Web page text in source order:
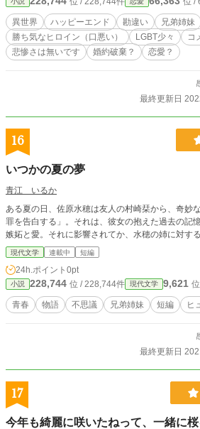
異世界 ハッピーエンド 勘違い
兄弟姉妹
勝ち気なヒロイン（口悪い）
LGBT少々
コ
悲惨さは無いです
婚約破棄？ 恋愛？
最終更新日
16
いつかの夏の夢
青江 いるか
ある夏の日、佐原水穂は友人の村崎栞から、奇
罪を告白する」。それは、彼女の抱えた過去の記
嫉妬と愛。それに影響されてか、水穂の姉に対す
現代文学 連載中 短編
24h.ポイント 0pt
小説 228,744 位 / 228,744件 現代文学 9,621
青春 物語 不思議 兄弟姉妹 短編 ヒ
最終更新日
17
今年も綺麗に咲いたねって、一緒に